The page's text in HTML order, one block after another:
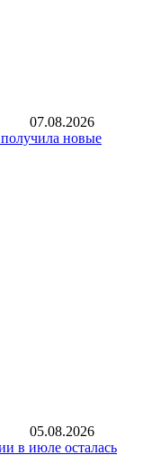
07.08.2026
новые
05.08.2026
в июле осталась